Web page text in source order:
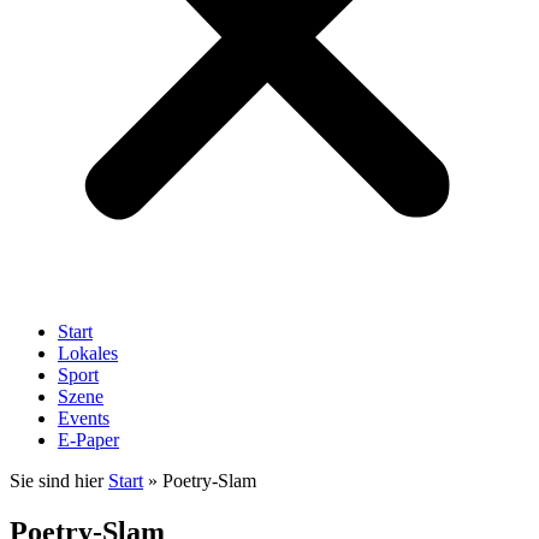
Start
Lokales
Sport
Szene
Events
E-Paper
Sie sind hier Start » Poetry-Slam
Poetry-Slam